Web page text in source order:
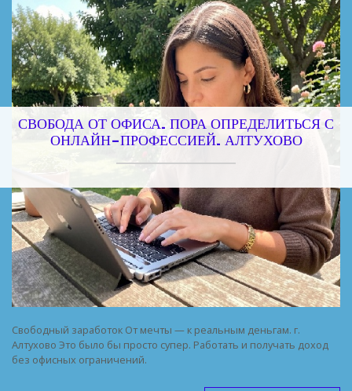
СВОБОДА ОТ ОФИСА. ПОРА ОПРЕДЕЛИТЬСЯ С
ОНЛАЙН-ПРОФЕССИЕЙ. АЛТУХОВО
Свободный заработок От мечты — к реальным деньгам. г.
Алтухово Это было бы просто супер. Работать и получать доход
без офисных ограничений.